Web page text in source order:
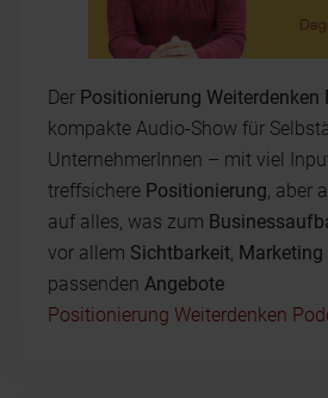
Der Positionierung Weiterdenken
kompakte Audio-Show für
UnternehmerInnen – mit viel
treffsichere Positionierung , aber
auf alles, was zum
vor allem Sichtbarkeit Marketing
passenden Angebote
Positionierung Weiterdenken